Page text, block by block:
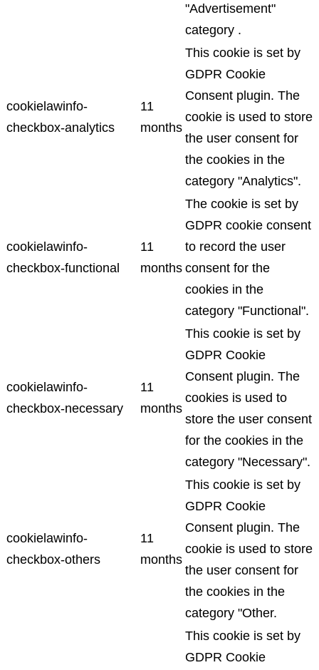
"Advertisement"
category .
cookielawinfo-
checkbox-analytics
11
months
This cookie is set by
GDPR Cookie
Consent plugin. The
cookie is used to store
the user consent for
the cookies in the
category "Analytics".
cookielawinfo-
checkbox-functional
11
months
The cookie is set by
GDPR cookie consent
to record the user
consent for the
cookies in the
category "Functional".
cookielawinfo-
checkbox-necessary
11
months
This cookie is set by
GDPR Cookie
Consent plugin. The
cookies is used to
store the user consent
for the cookies in the
category "Necessary".
cookielawinfo-
checkbox-others
11
months
This cookie is set by
GDPR Cookie
Consent plugin. The
cookie is used to store
the user consent for
the cookies in the
category "Other.
This cookie is set by
GDPR Cookie